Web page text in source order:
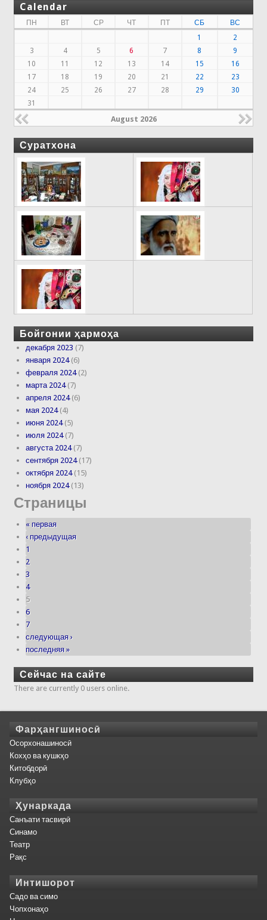
Calendar
ПН ВТ СР ЧТ ПТ СБ
ВС
1
2
3
4 5 6 7 8
9
10
11 12 13 14 15
16
17
18 19 20 21 22
23
24
25 26 27 28 29
30
31
August 2026
Суратхона
Бойгонии ҳармоҳа
декабря 2023 (7)
января 2024(6)
февраля 2024(2)
марта 2024(7)
апреля 2024(6)
мая 2024(4)
июня 2024(5)
июля 2024(7)
августа 2024(7)
сентября 2024(17)
октября 2024(15)
ноября 2024(13)
Страницы
« первая
‹ предыдущая
1
2
3
4
5
6
7
следующая ›
последняя »
Сейчас на сайте
There are currently 0 users online.
Фарҳангшиносӣ
Осорхонашиносӣ
Кохҳо ва кушкҳо
Китобдорӣ
Клубҳо
Ҳунаркада
Санъати тасвирӣ
Синамо
Театр
Рақс
Интишорот
Садо ва симо
Чопхонаҳо